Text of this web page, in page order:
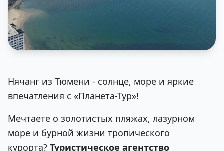
Нячанг из Тюмени - солнце, море и яркие
впечатления с «Планета-Тур»!
Мечтаете о золотистых пляжах, лазурном
море и бурной жизни тропического
курорта? Туристическое агентство